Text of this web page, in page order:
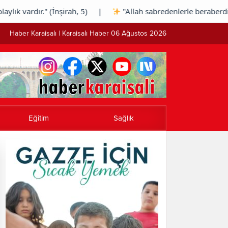
vardır." (İnşirah, 5) | "Allah sabredenlerle
Haber Karaisalı | Karaisalı Haber 06 Ağustos 2026
Eğitim Sağlık